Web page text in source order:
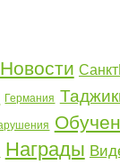
Новости
Германия
Награды